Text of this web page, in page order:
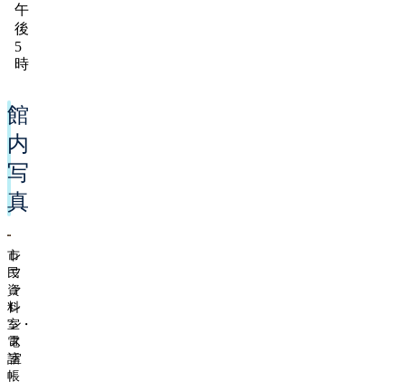
午
後
5
時
館
内
写
真
市
民
資
料
室・
電
話
帳
レ
フ
ァ
レ
ン
ス
室